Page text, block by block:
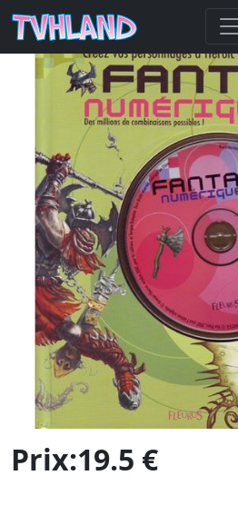
Livre + Cd-rom
Prix:19.5 €